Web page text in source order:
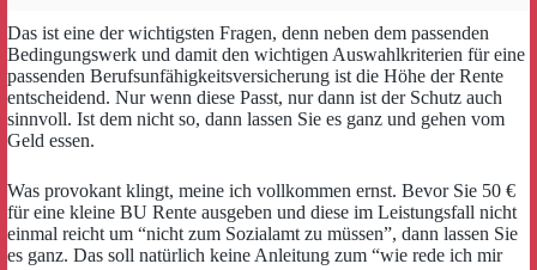
Das ist eine der wichtigsten Fragen, denn neben dem passenden
Bedingungswerk und damit den wichtigen Auswahlkriterien für eine
passenden Berufsunfähigkeitsversicherung ist die Höhe der Rente
entscheidend. Nur wenn diese Passt, nur dann ist der Schutz auch
sinnvoll. Ist dem nicht so, dann lassen Sie es ganz und gehen vom
Geld essen.
Was provokant klingt, meine ich vollkommen ernst. Bevor Sie 50 €
für eine kleine BU Rente ausgeben und diese im Leistungsfall nicht
einmal reicht um “nicht zum Sozialamt zu müssen”, dann lassen Sie
es ganz. Das soll natürlich keine Anleitung zum “wie rede ich mir